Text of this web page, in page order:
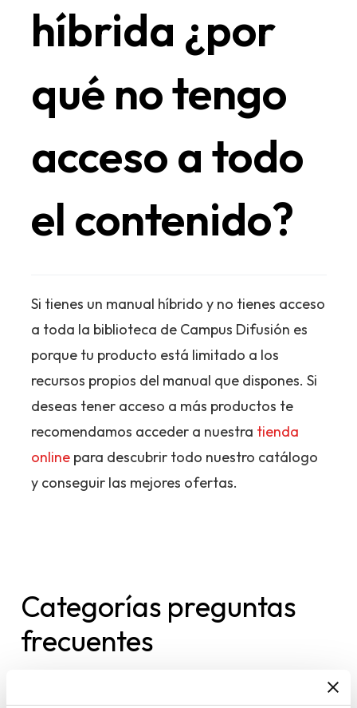
híbrida ¿por
qué no tengo
acceso a todo
el contenido?
Si tienes un manual híbrido y no tienes acceso
a toda la biblioteca de Campus Difusión es
porque tu producto está limitado a los
recursos propios del manual que dispones. Si
deseas tener acceso a más productos te
recomendamos acceder a nuestra tienda
onlinepara descubrir todo nuestro catálogo
y conseguir las mejores ofertas.
Categorías preguntas
frecuentes
[11]